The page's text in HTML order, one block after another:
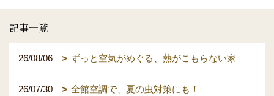
記事一覧
26/08/06 ずっと空気がめぐる、熱がこもらない家
26/07/30 全館空調で、夏の虫対策にも！